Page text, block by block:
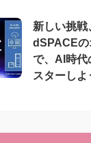
新しい挑戦
dSPACE
で、AI時代
スターしよ